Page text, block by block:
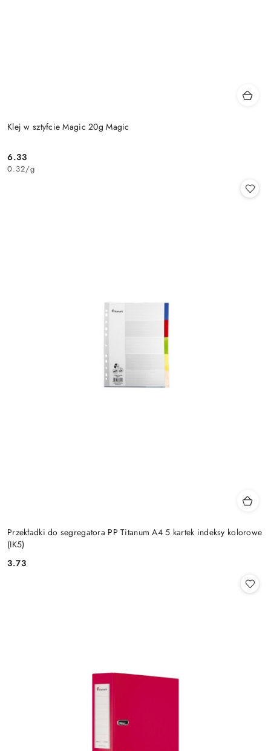
Klej w sztyfcie Magic 20g Magic
Cena:
6.33
0.32/g
Przekładki do segregatora PP Titanum A4 5 kartek indeksy kolorowe
(IK5)
Cena:
3.73